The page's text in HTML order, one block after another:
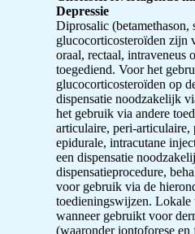
Depressie
Diprosalic (betamethason,
glucocorticosteroïden zijn
oraal, rectaal, intraveneus
toegediend. Voor het
glucocorticosteroïden op
dispensatie noodzakelijk
het gebruik via andere
articulaire, peri-articulaire,
epidurale, intracutane
een dispensatie
dispensatieprocedure,
voor gebruik via de
toedieningswijzen. Lokale
wanneer gebruikt voor
(waaronder iontoforese en